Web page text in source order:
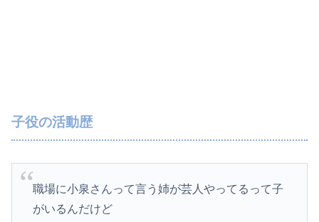
子役の活動歴
職場に小泉さんって言う姉が芸人やってるって子
がいるんだけど